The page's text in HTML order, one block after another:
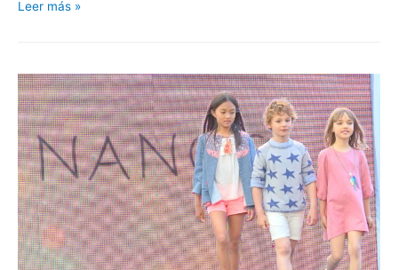
10
moda
infantil
más
guays
para
este
verano
2016.
Leer más »